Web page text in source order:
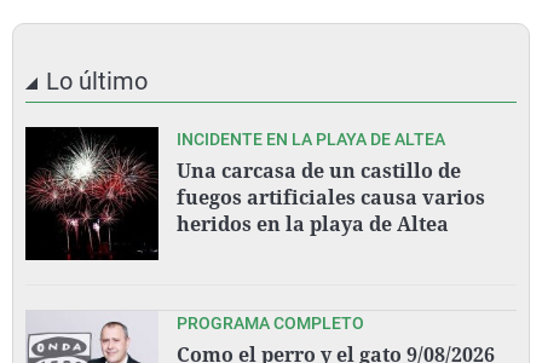
Lo último
INCIDENTE EN LA PLAYA DE ALTEA
Una carcasa de un castillo de
fuegos artificiales causa varios
heridos en la playa de Altea
PROGRAMA COMPLETO
Como el perro y el gato 9/08/2026